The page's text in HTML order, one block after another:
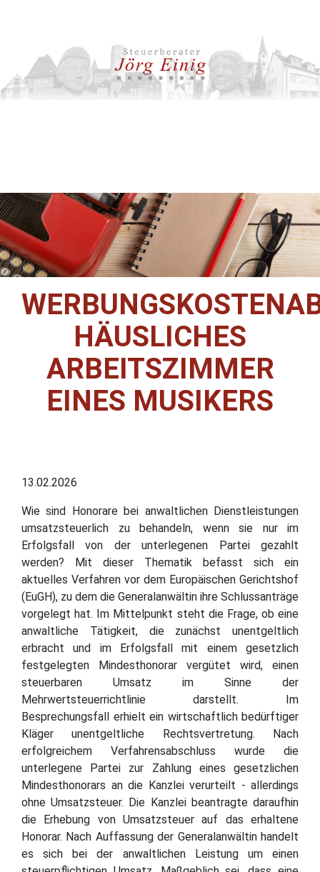
HÄUSLICHES
ARBEITSZIMMER
EINES MUSIKERS
13.02.2026
Wie sind Honorare bei anwaltlichen Dienstleistungen
umsatzsteuerlich zu behandeln, wenn sie nur im
Erfolgsfall von der unterlegenen Partei gezahlt
werden? Mit dieser Thematik befasst sich ein
aktuelles Verfahren vor dem Europäischen Gerichtshof
(EuGH), zu dem die Generalanwältin ihre Schlussanträge
vorgelegt hat. Im Mittelpunkt steht die Frage, ob eine
anwaltliche Tätigkeit, die zunächst unentgeltlich
erbracht und im Erfolgsfall mit einem gesetzlich
festgelegten Mindesthonorar vergütet wird, einen
steuerbaren Umsatz im Sinne der
Mehrwertsteuerrichtlinie darstellt. Im
Besprechungsfall erhielt ein wirtschaftlich bedürftiger
Kläger unentgeltliche Rechtsvertretung. Nach
erfolgreichem Verfahrensabschluss wurde die
unterlegene Partei zur Zahlung eines gesetzlichen
Mindesthonorars an die Kanzlei verurteilt - allerdings
ohne Umsatzsteuer. Die Kanzlei beantragte daraufhin
die Erhebung von Umsatzsteuer auf das erhaltene
Honorar. Nach Auffassung der Generalanwältin handelt
es sich bei der anwaltlichen Leistung um einen